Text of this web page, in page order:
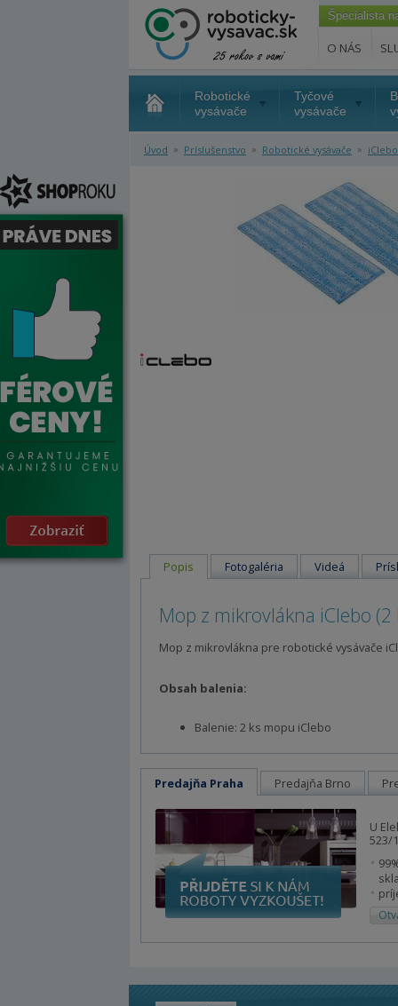
Špecialista
O NÁS
Robotické
vysávače
Tyčové
vysávače
Úvod » Príslušenstvo » Robotické vysávače » iClebo
Popis Fotogaléria Videá
Mop z mikrovlákna iClebo (2
Mop z mikrovlákna pre robotické vysávače
Obsah balenia:
Balenie: 2 ks mopu iClebo
Predajňa Praha Predajňa Brno
U
523/